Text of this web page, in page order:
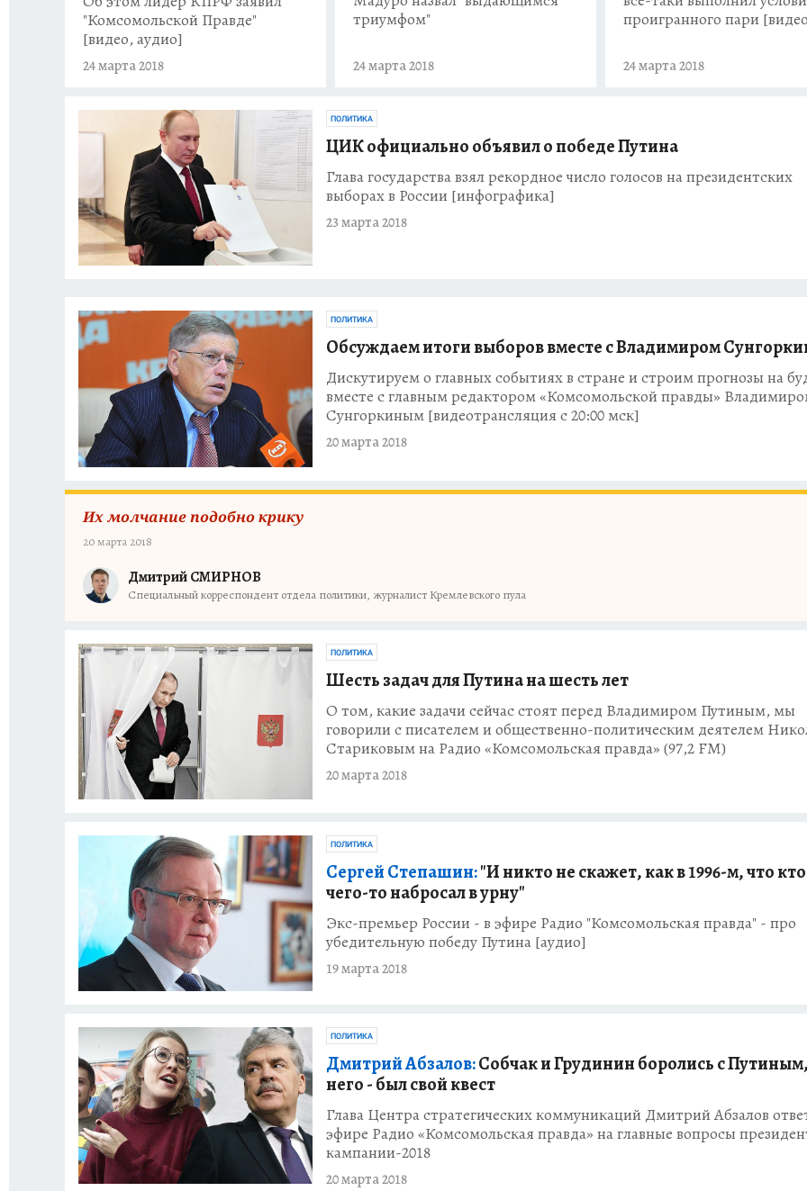
"Комсомольской Правде"
[видео, аудио]
24 марта 2018
триумфом"
24 марта 2018
проигранного пари
24 марта 2018
ПОЛИТИКА
ЦИК официально объявил о победе Путина
Глава государства взял рекордное число голосов на президентских
выборах в России [инфографика]
23 марта 2018
ПОЛИТИКА
Обсуждаем итоги выборов вместе с Владимиром
Дискутируем о главных событиях в стране и строим прогнозы на
вместе с главным редактором «Комсомольской правды»
Сунгоркиным [видеотрансляция с 20:00 мск]
20 марта 2018
Их молчание подобно крику
20 марта 2018
Дмитрий СМИРНОВ
Специальный корреспондент отдела политики, журналист Кремлевского пула
ПОЛИТИКА
Шесть задач для Путина на шесть лет
О том, какие задачи сейчас стоят перед Владимиром Путиным, мы
говорили с писателем и общественно-политическим деятелем
Стариковым на Радио «Комсомольская правда» (97,2 FM)
20 марта 2018
ПОЛИТИКА
Сергей Степашин:"И никто не скажет, как в 1996-м, что
чего-то набросал в урну"
Экс-премьер России - в эфире Радио "Комсомольская правда" - про
убедительную победу Путина [аудио]
19 марта 2018
ПОЛИТИКА
Дмитрий Абзалов:Собчак и Грудинин боролись с
него - был свой квест
Глава Центра стратегических коммуникаций Дмитрий Абзалов
эфире Радио «Комсомольская правда» на главные вопросы
кампании-2018
20 марта 2018